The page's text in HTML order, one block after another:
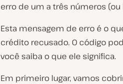
erro de um a três números (ou
Esta mensagem de erro é o
crédito recusado. O código
você saiba o que ele significa.
Em primeiro lugar, vamos